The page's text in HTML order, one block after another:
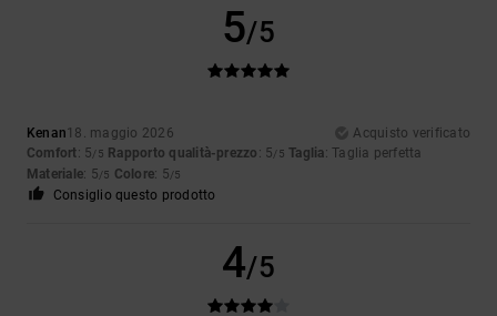
5/5
Kenan18. maggio 2026
Acquisto verificato
Comfort: 5/5 Rapporto qualità-prezzo : 5/5 Taglia: Taglia perfetta
Materiale: 5/5 Colore: 5/5
Consiglio questo prodotto
4/5